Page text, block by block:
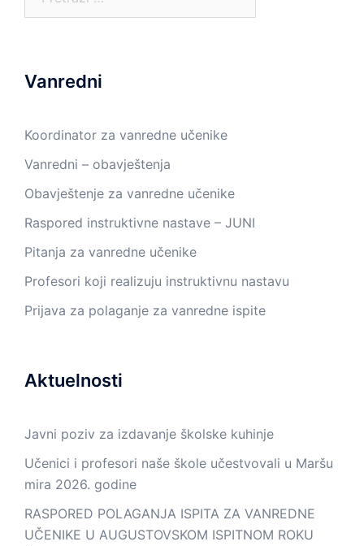
Vanredni
Koordinator za vanredne učenike
Vanredni – obavještenja
Obavještenje za vanredne učenike
Raspored instruktivne nastave – JUNI
Pitanja za vanredne učenike
Profesori koji realizuju instruktivnu nastavu
Prijava za polaganje za vanredne ispite
Aktuelnosti
Javni poziv za izdavanje školske kuhinje
Učenici i profesori naše škole učestvovali u Maršu
mira 2026. godine
RASPORED POLAGANJA ISPITA ZA VANREDNE
UČENIKE U AUGUSTOVSKOM ISPITNOM ROKU